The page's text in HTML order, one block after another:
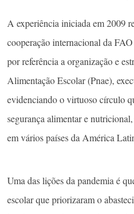
A experiência iniciada em 2009
cooperação internacional da
por referência a organização e
Alimentação Escolar (Pnae),
evidenciando o virtuoso círculo
segurança alimentar e
em vários países da América
Uma das lições da pandemia é
escolar que priorizaram o